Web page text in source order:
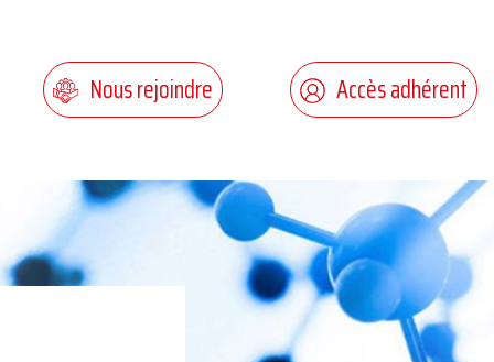
Nous rejoindre Accès adhérent